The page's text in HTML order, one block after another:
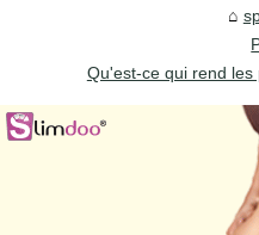
Qu'est-ce qui rend les